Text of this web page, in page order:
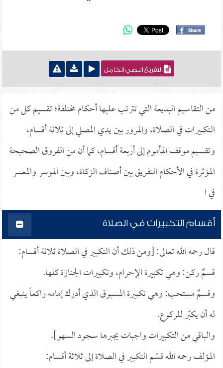
التفريغ النصي الكامل
من التقاسيم البديعة التي تترتب عليها أحكام مختلفة؛ تقسيم كل من
التكبيرات في الصلاة، والمرور بين يدي المصلي إلى ثلاثة أقسام،
وتقسيم موقف المأموم إلى أربعة أقسام، كما أن من الفروق الصحيحة
المؤثرة في الأحكام التفريق بين أصناف الزكاة، وبين الموسر والمعسر
في ا
أقسام التكبيرات في الصلاة
قال رحمه الله تعالى: [ومن ذلك أن التكبير في الصلاة ثلاثة أقسام:
قسمٌ ركن: وهي تكبيرة الإحرام، وتكبيرات الجنازة كلها.
وقسمٌ مستحب: وهي تكبيرة المسبوق الذي أدرك إمامه راكعاً ينبغي
له أن يكبّر للركوع.
والباقي من التكبيرات واجبات يجبرها سجود السهو].
المؤلف رحمه الله قسّم التكبير في الصلاة إلى ثلاثة أقسام: